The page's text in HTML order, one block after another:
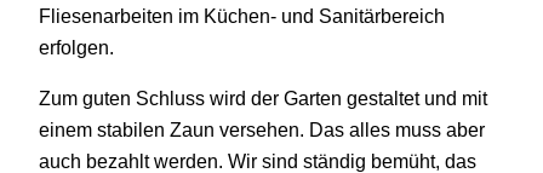
Fliesenarbeiten im Küchen- und Sanitärbereich
erfolgen.
Zum guten Schluss wird der Garten gestaltet und mit
einem stabilen Zaun versehen. Das alles muss aber
auch bezahlt werden. Wir sind ständig bemüht, das